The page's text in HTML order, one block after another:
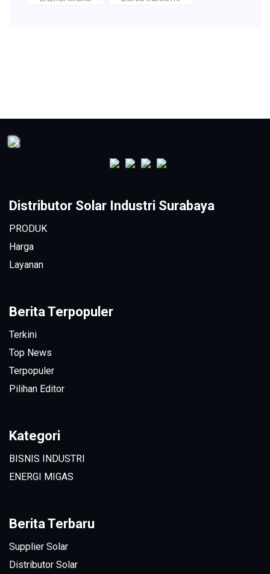
Distributor Solar Industri Surabaya
PRODUK
Harga
Layanan
Berita Terpopuler
Terkini
Top News
Terpopuler
Pilihan Editor
Kategori
BISNIS INDUSTRI
ENERGI MIGAS
Berita Terbaru
Supplier Solar
Distributor Solar